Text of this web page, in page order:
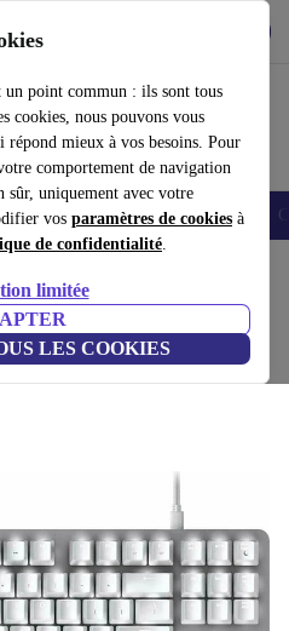
un point commun : ils sont tous
cookies, nous pouvons vous
mieux à vos besoins. Pour
comportement de navigation
sûr, uniquement avec votre
vos paramètres de cookies à
de confidentialité.
limitée
LES COOKIES
Montres connectées Accessoires
Lite
| US